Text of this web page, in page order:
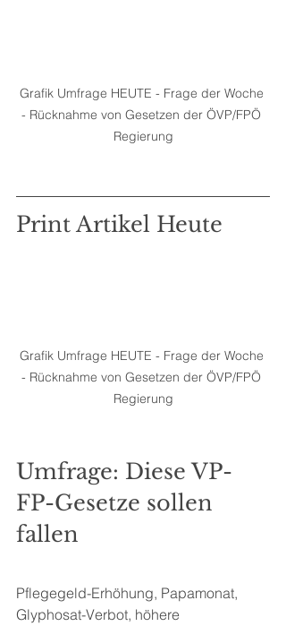
Grafik Umfrage HEUTE - Frage der Woche
- Rücknahme von Gesetzen der ÖVP/FPÖ
Regierung
Print Artikel Heute
Grafik Umfrage HEUTE - Frage der Woche
- Rücknahme von Gesetzen der ÖVP/FPÖ
Regierung
Umfrage: Diese VP-
FP-Gesetze sollen
fallen
Pflegegeld-Erhöhung, Papamonat,
Glyphosat-Verbot, höhere